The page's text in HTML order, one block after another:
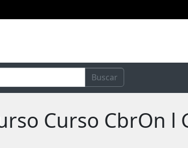
Buscar
Curso CbrOn l